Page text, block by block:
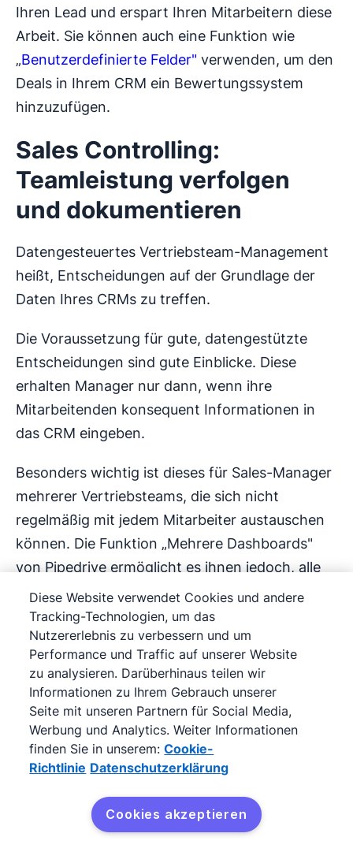
Ihren Lead und erspart Ihren Mitarbeitern diese
Arbeit. Sie können auch eine Funktion wie
„Benutzerdefinierte Felder" verwenden, um den
Deals in Ihrem CRM ein Bewertungssystem
hinzuzufügen.
Sales Controlling:
Teamleistung verfolgen
und dokumentieren
Datengesteuertes Vertriebsteam-Management
heißt, Entscheidungen auf der Grundlage der
Daten Ihres CRMs zu treffen.
Die Voraussetzung für gute, datengestützte
Entscheidungen sind gute Einblicke. Diese
erhalten Manager nur dann, wenn ihre
Mitarbeitenden konsequent Informationen in
das CRM eingeben.
Besonders wichtig ist dieses für Sales-Manager
mehrerer Vertriebsteams, die sich nicht
regelmäßig mit jedem Mitarbeiter austauschen
können. Die Funktion „Mehrere Dashboards"
von Pipedrive ermöglicht es ihnen jedoch, alle
wichtigen Informationen für jedes Team
individuell im Auge zu behalten.
Die Möglichkeit, ständig aktualisierte KPIs für
jedes Team einsehen zu können, macht einen
großen Unterschied, wenn Sie Entscheidungen
für die gesamte Vertriebsorganisation treffen
müssen.
Empfohlene Literatur
Diese Website verwendet Cookies und andere
Tracking-Technologien, um das
Nutzererlebnis zu verbessern und um
Performance und Traffic auf unserer Website
zu analysieren. Darüberhinaus teilen wir
Informationen zu Ihrem Gebrauch unserer
Seite mit unseren Partnern für Social Media,
Werbung und Analytics. Weiter Informationen
finden Sie in unserem: Cookie-
Richtlinie Datenschutzerklärung
Cookies akzeptieren